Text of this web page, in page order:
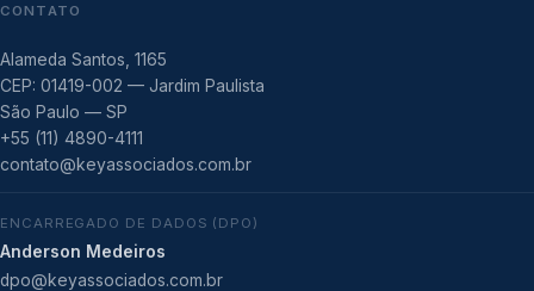
CONTATO
Alameda Santos, 1165
CEP: 01419-002 — Jardim Paulista
São Paulo — SP
+55 (11) 4890-4111
contato@keyassociados.com.br
ENCARREGADO DE DADOS (DPO)
Anderson Medeiros
dpo@keyassociados.com.br